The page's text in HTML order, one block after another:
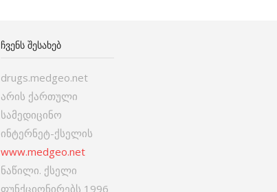
ᲩᲕᲔᲜᲡ ᲨᲔᲡᲐᲮᲔᲑ
drugs.medgeo.net
არის ქართული
სამედიცინო
ინტერნეტ-ქსელის
www.medgeo.net
ნაწილი. ქსელი
ფუნქციონირებს 1996